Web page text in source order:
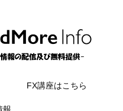
FX講座はこちら